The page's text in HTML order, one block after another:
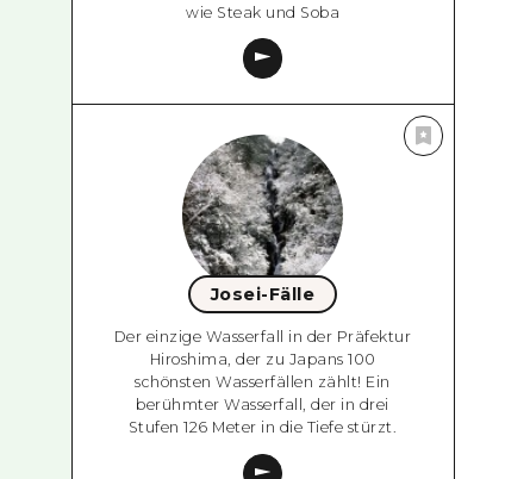
wie Steak und Soba
Josei-Fälle
Der einzige Wasserfall in der Präfektur
Hiroshima, der zu Japans 100
schönsten Wasserfällen zählt! Ein
berühmter Wasserfall, der in drei
Stufen 126 Meter in die Tiefe stürzt.